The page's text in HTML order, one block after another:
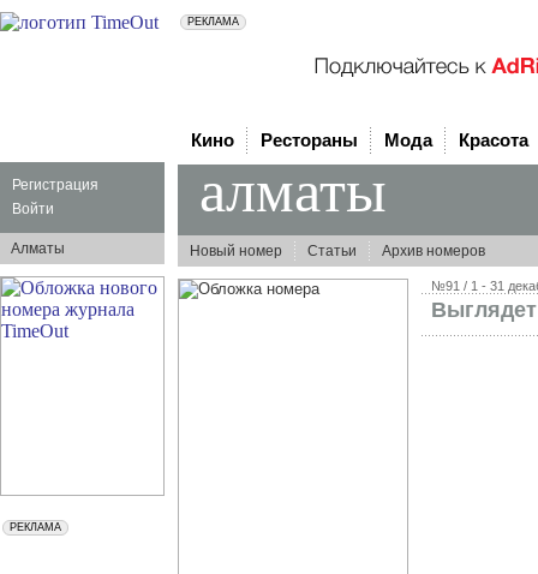
Регистрация
Войти
Алматы
Кино Рестораны Мода Красота
алматы
Новый номер Статьи Архив номеров
№91 / 1 - 31